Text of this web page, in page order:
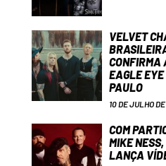
VELVET
CONFIRMA
EAGLE EYE
PAULO
10 DE JULHO
COM
MIKE
LANÇA